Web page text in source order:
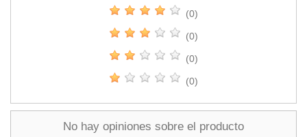
(0)
(0)
(0)
(0)
No hay opiniones sobre el producto